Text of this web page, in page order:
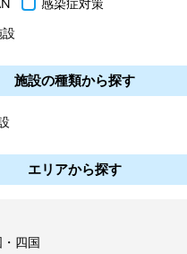
施設の種類から探す
エリアから探す
四国